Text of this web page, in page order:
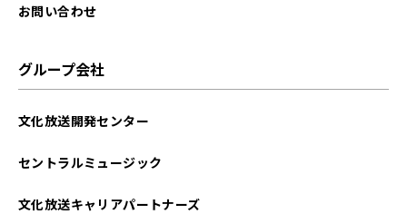
2022年09月
お問い合わせ
グループ会社
文化放送開発センター
セントラルミュージック
文化放送キャリアパートナーズ